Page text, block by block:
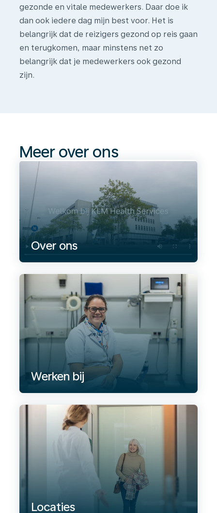
gezonde en vitale medewerkers. Daar doe ik
dan ook iedere dag mijn best voor. Het is
belangrijk dat de reizigers gezond op reis gaan
en terugkomen, maar minstens net zo
belangrijk dat je medewerkers ook gezond
zijn.
Meer
Meer over ons
Over ons
Werken bij
Locaties